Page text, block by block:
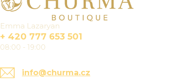
Emma Lazaryan
+ 420 777 653 501
08:00 - 19:00
info@churma.cz